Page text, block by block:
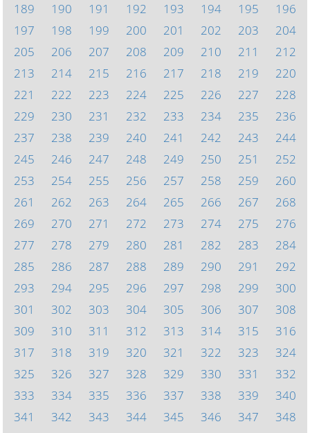
189
190 191 192 193 194 195
196
197
198 199 200 201 202 203
204
205
206 207 208 209 210 211
212
213
214 215 216 217 218 219
220
221
222 223 224 225 226 227
228
229
230 231 232 233 234 235
236
237
238 239 240 241 242 243
244
245
246 247 248 249 250 251
252
253
254 255 256 257 258 259
260
261
262 263 264 265 266 267
268
269
270 271 272 273 274 275
276
277
278 279 280 281 282 283
284
285
286 287 288 289 290 291
292
293
294 295 296 297 298 299
300
301
302 303 304 305 306 307
308
309
310 311 312 313 314 315
316
317
318 319 320 321 322 323
324
325
326 327 328 329 330 331
332
333
334 335 336 337 338 339
340
341
342 343 344 345 346 347
348